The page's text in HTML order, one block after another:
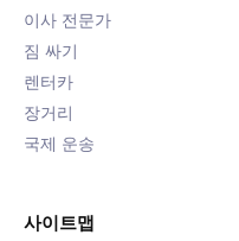
이사 전문가
짐 싸기
렌터카
장거리
국제 운송
사이트맵